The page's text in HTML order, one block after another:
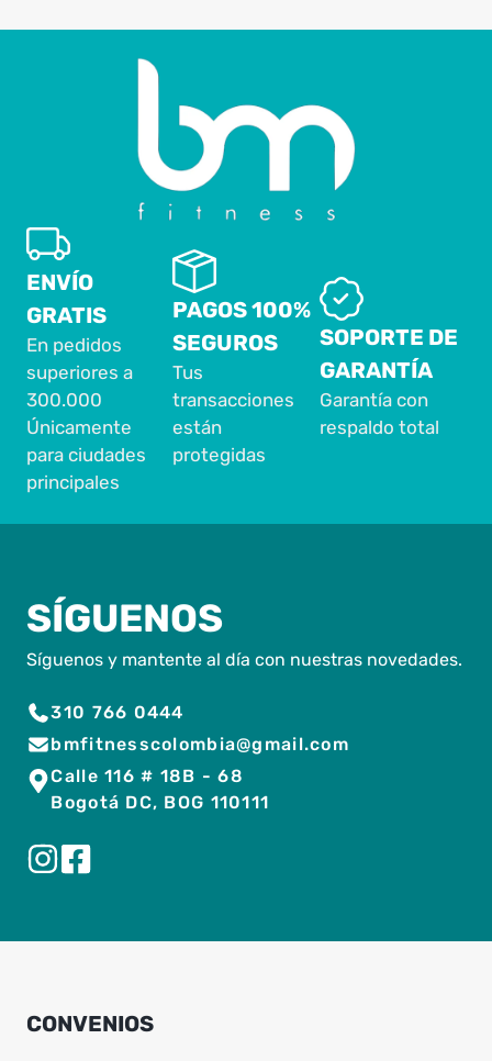
ENVÍO
GRATIS
En pedidos
superiores a
300.000
Únicamente
para ciudades
principales
PAGOS 100%
SEGUROS
Tus
transacciones
están
protegidas
SOPORTE DE
GARANTÍA
Garantía con
respaldo total
SÍGUENOS
Síguenos y mantente al día con nuestras novedades.
310 766 0444
bmfitnesscolombia@gmail.com
Calle 116 # 18B - 68
Bogotá DC, BOG 110111
CONVENIOS